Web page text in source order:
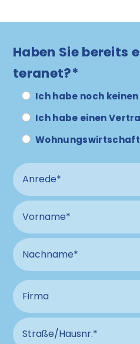
Haben Sie bereits
teranet?*
Ich habe noch
Ich habe einen
Wohnungswirtschaft
Anrede
Vorname
Nachname
Firma
Straße und